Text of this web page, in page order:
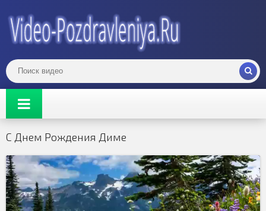
С Днем Рождения Диме